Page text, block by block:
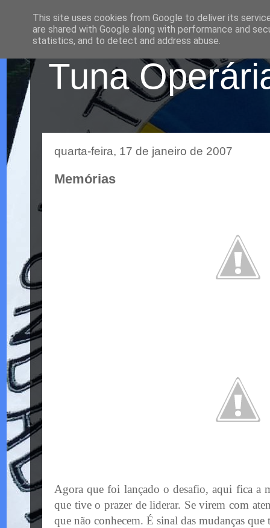
Tuna
quarta-feira, 17 de janeiro de 2007
Memórias
Agora que foi lançado o desafio, aqui fica a
que tive o prazer de liderar. Se virem com
que não conhecem. É sinal das mudanças
This site uses cookies from Google to deliver its
are shared with Google along with performance and
statistics, and to detect and address abuse.